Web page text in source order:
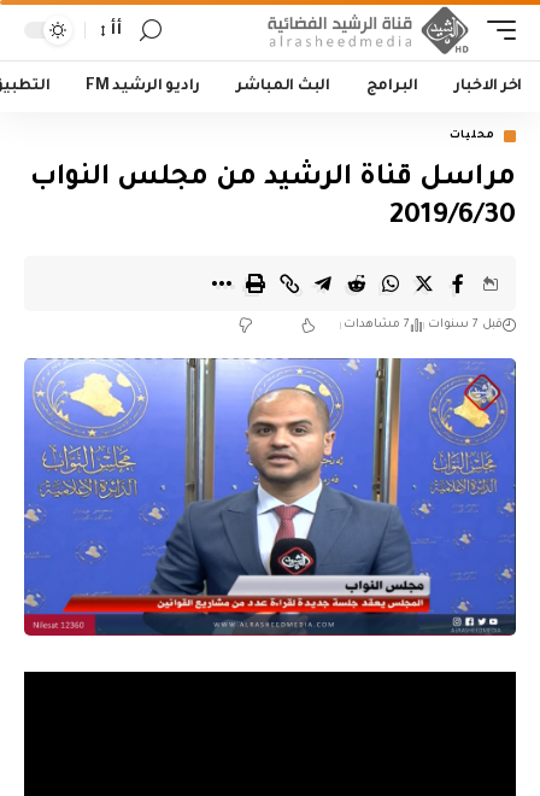
أأ
اخر الاخبار البرامج البث المباشر راديو الرشيد FM
محليات
مراسل قناة الرشيد من مجلس النواب
2019/6/30
قبل 7 سنوات 7 مشاهدات